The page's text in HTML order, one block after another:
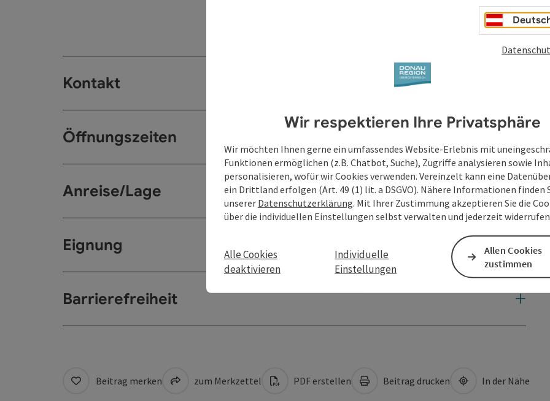
Kontakt
Öffnungszeiten
Anreise/Lage
Eignung
Barrierefreiheit
Beitrag merken zum Merkzettel PDF erstellen Beitrag drucken In der Nähe
Wir respektieren Ihre Privatsphäre
Wir möchten Ihnen gerne ein umfassendes Website-Erlebnis mit
Funktionen ermöglichen (z.B. Chatbot, Suche), Zugriffe analysieren sowie
personalisieren, wofür wir Cookies verwenden. Vereinzelt kann eine
ein Drittland erfolgen (Art. 49 (1) lit. a DSGVO). Nähere Informationen finden
unserer Datenschutzerklärung. Mit Ihrer Zustimmung akzeptieren Sie die
über die individuellen Einstellungen selbst verwalten und jederzeit
Alle Cookies
deaktivieren
Individuelle
Einstellungen
Allen Cookies
zustimmen